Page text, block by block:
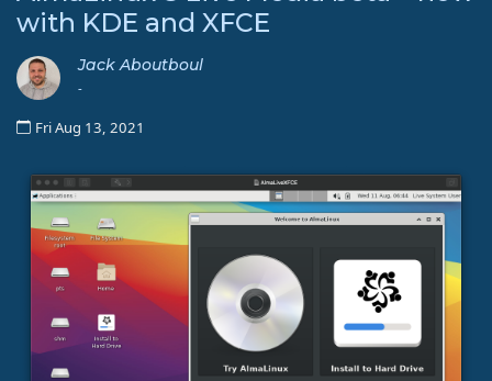
with KDE and XFCE
Jack Aboutboul
-
Fri Aug 13, 2021